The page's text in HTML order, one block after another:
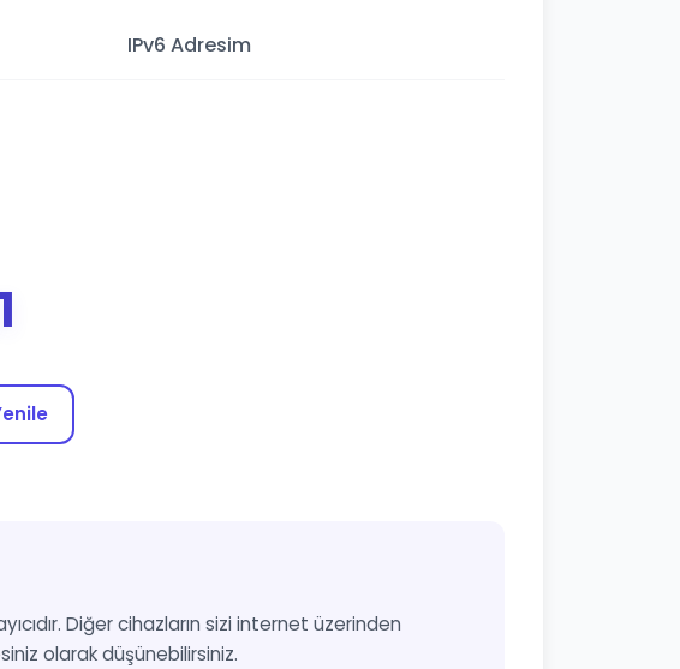
IPv6 Adresim
Diğer cihazların sizi internet üzerinden
olarak düşünebilirsiniz.